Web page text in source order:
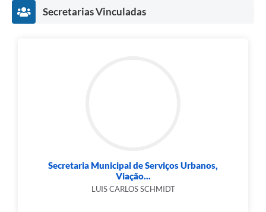
Secretarias Vinculadas
Secretaria Municipal de Serviços Urbanos,
Viação...
LUIS CARLOS SCHMIDT